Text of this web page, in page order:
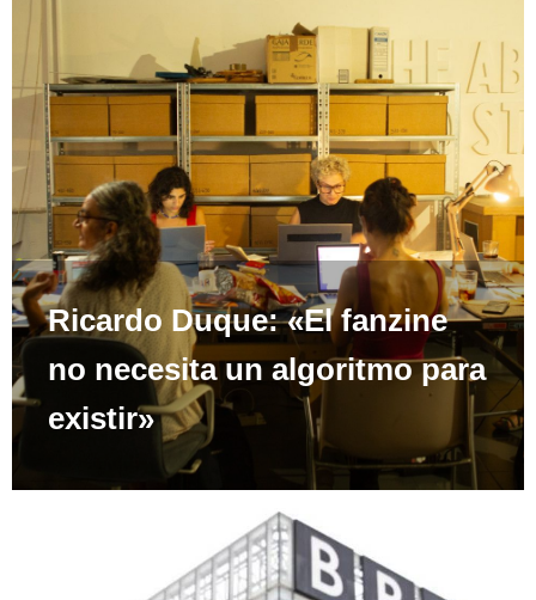
Ricardo Duque: «El fanzine
no necesita un algoritmo para
existir»